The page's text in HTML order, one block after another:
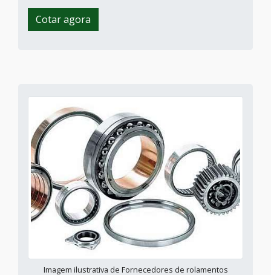
Cotar agora
Imagem ilustrativa de Fornecedores de rolamentos